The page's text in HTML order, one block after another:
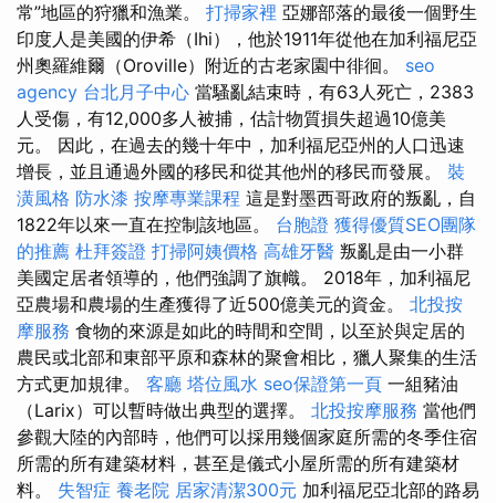
常”地區的狩獵和漁業。 打掃家裡 亞娜部落的最後一個野生
印度人是美國的伊希（Ihi），他於1911年從他在加利福尼亞
州奧羅維爾（Oroville）附近的古老家園中徘徊。 seo
agency 台北月子中心 當騷亂結束時，有63人死亡，2383
人受傷，有12,000多人被捕，估計物質損失超過10億美
元。 因此，在過去的幾十年中，加利福尼亞州的人口迅速
增長，並且通過外國的移民和從其他州的移民而發展。 裝
潢風格 防水漆 按摩專業課程 這是對墨西哥政府的叛亂，自
1822年以來一直在控制該地區。 台胞證 獲得優質SEO團隊
的推薦 杜拜簽證 打掃阿姨價格 高雄牙醫 叛亂是由一小群
美國定居者領導的，他們強調了旗幟。 2018年，加利福尼
亞農場和農場的生產獲得了近500億美元的資金。 北投按
摩服務 食物的來源是如此的時間和空間，以至於與定居的
農民或北部和東部平原和森林的聚會相比，獵人聚集的生活
方式更加規律。 客廳 塔位風水 seo保證第一頁 一組豬油
（Larix）可以暫時做出典型的選擇。 北投按摩服務 當他們
參觀大陸的內部時，他們可以採用幾個家庭所需的冬季住宿
所需的所有建築材料，甚至是儀式小屋所需的所有建築材
料。 失智症 養老院 居家清潔300元 加利福尼亞北部的路易